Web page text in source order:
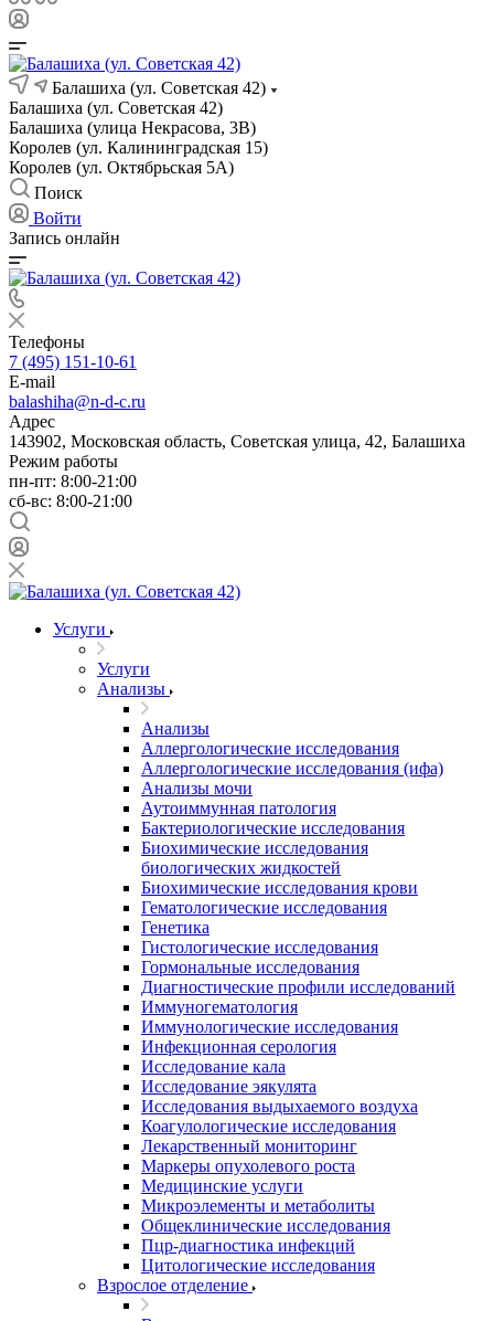
Балашиха (ул. Советская 42)
Балашиха (ул. Советская 42)
Балашиха (улица Некрасова, 3В)
Королев (ул. Калининградская 15)
Королев (ул. Октябрьская 5А)
Поиск
Войти
Запись онлайн
Телефоны
7 (495) 151-10-61
E-mail
balashiha@n-d-c.ru
Адрес
143902, Московская область, Советская улица, 42, Балашиха
Режим работы
пн-пт: 8:00-21:00
сб-вс: 8:00-21:00
Услуги
Услуги
Анализы
Анализы
Аллергологические исследования
Аллергологические исследования (ифа)
Анализы мочи
Аутоиммунная патология
Бактериологические исследования
Биохимические исследования
биологических жидкостей
Биохимические исследования крови
Гематологические исследования
Генетика
Гистологические исследования
Гормональные исследования
Диагностические профили исследований
Иммуногематология
Иммунологические исследования
Инфекционная серология
Исследование кала
Исследование эякулята
Исследования выдыхаемого воздуха
Коагулологические исследования
Лекарственный мониторинг
Маркеры опухолевого роста
Медицинские услуги
Микроэлементы и метаболиты
Общеклинические исследования
Пцр-диагностика инфекций
Цитологические исследования
Взрослое отделение